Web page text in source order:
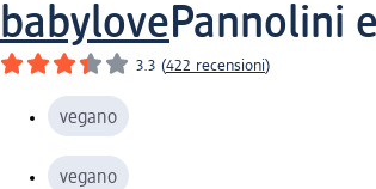
babylovePannolini
3.3 (422 recensioni)
vegano
vegano